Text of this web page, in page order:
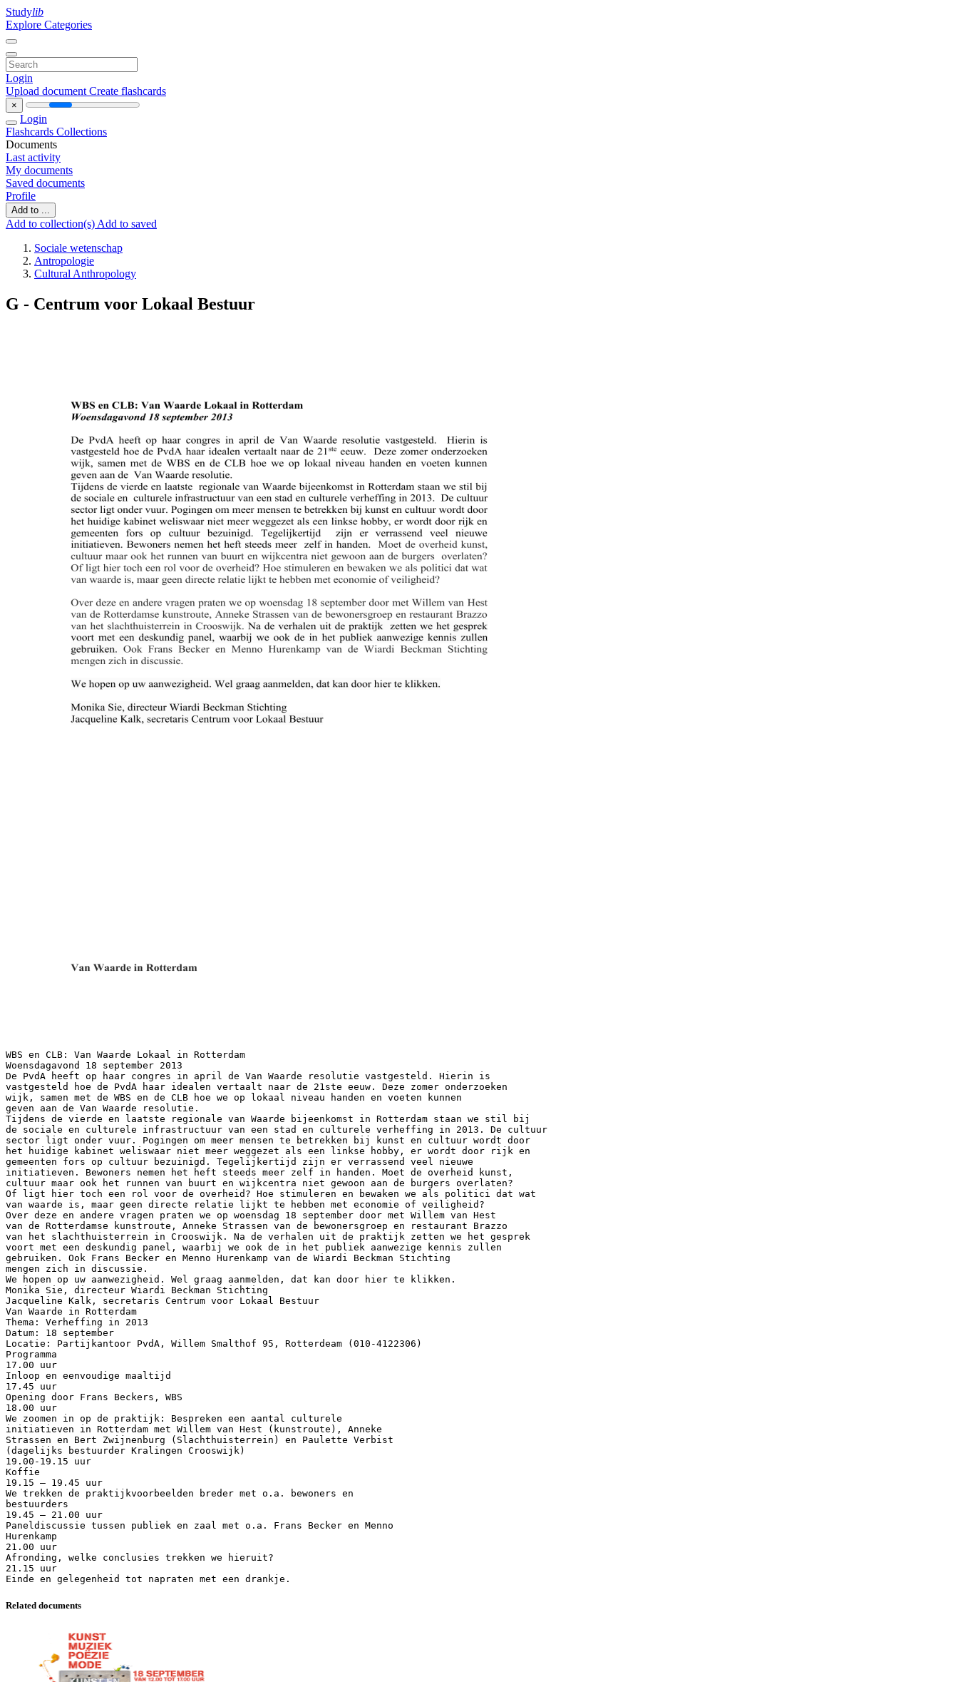
Studylib
Explore Categories
Login
Upload document Create flashcards
×
Login
Flashcards Collections
Documents
Last activity
My documents
Saved documents
Profile
Add to ...
Add to collection(s) Add to saved
Sociale wetenschap
Antropologie
Cultural Anthropology
G - Centrum voor Lokaal Bestuur
WBS en CLB: Van Waarde Lokaal in Rotterdam
Woensdagavond 18 september 2013
De PvdA heeft op haar congres in april de Van Waarde resolutie vastgesteld. Hierin is
vastgesteld hoe de PvdA haar idealen vertaalt naar de 21ste eeuw. Deze zomer onderzoeken
wijk, samen met de WBS en de CLB hoe we op lokaal niveau handen en voeten kunnen
geven aan de Van Waarde resolutie.
Tijdens de vierde en laatste regionale van Waarde bijeenkomst in Rotterdam staan we stil bij
de sociale en culturele infrastructuur van een stad en culturele verheffing in 2013. De cultuur
sector ligt onder vuur. Pogingen om meer mensen te betrekken bij kunst en cultuur wordt door
het huidige kabinet weliswaar niet meer weggezet als een linkse hobby, er wordt door rijk en
gemeenten fors op cultuur bezuinigd. Tegelijkertijd zijn er verrassend veel nieuwe
initiatieven. Bewoners nemen het heft steeds meer zelf in handen. Moet de overheid kunst,
cultuur maar ook het runnen van buurt en wijkcentra niet gewoon aan de burgers overlaten?
Of ligt hier toch een rol voor de overheid? Hoe stimuleren en bewaken we als politici dat wat
van waarde is, maar geen directe relatie lijkt te hebben met economie of veiligheid?
Over deze en andere vragen praten we op woensdag 18 september door met Willem van Hest
van de Rotterdamse kunstroute, Anneke Strassen van de bewonersgroep en restaurant Brazzo
van het slachthuisterrein in Crooswijk. Na de verhalen uit de praktijk zetten we het gesprek
voort met een deskundig panel, waarbij we ook de in het publiek aanwezige kennis zullen
gebruiken. Ook Frans Becker en Menno Hurenkamp van de Wiardi Beckman Stichting
mengen zich in discussie.
We hopen op uw aanwezigheid. Wel graag aanmelden, dat kan door hier te klikken.
Monika Sie, directeur Wiardi Beckman Stichting
Jacqueline Kalk, secretaris Centrum voor Lokaal Bestuur
Van Waarde in Rotterdam
Thema: Verheffing in 2013
Datum: 18 september
Locatie: Partijkantoor PvdA, Willem Smalthof 95, Rotterdeam (010-4122306)
Programma
17.00 uur
Inloop en eenvoudige maaltijd
17.45 uur
Opening door Frans Beckers, WBS
18.00 uur
We zoomen in op de praktijk: Bespreken een aantal culturele
initiatieven in Rotterdam met Willem van Hest (kunstroute), Anneke
Strassen en Bert Zwijnenburg (Slachthuisterrein) en Paulette Verbist
(dagelijks bestuurder Kralingen Crooswijk)
19.00-19.15 uur
Koffie
19.15 – 19.45 uur
We trekken de praktijkvoorbeelden breder met o.a. bewoners en
bestuurders
19.45 – 21.00 uur
Paneldiscussie tussen publiek en zaal met o.a. Frans Becker en Menno
Hurenkamp
21.00 uur
Afronding, welke conclusies trekken we hieruit?
21.15 uur
Related documents